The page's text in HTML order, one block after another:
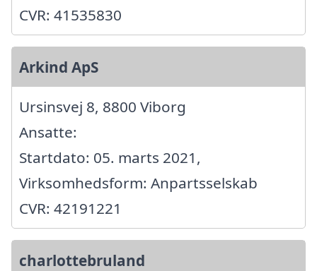
CVR: 41535830
Arkind ApS
Ursinsvej 8, 8800 Viborg
Ansatte:
Startdato: 05. marts 2021,
Virksomhedsform: Anpartsselskab
CVR: 42191221
charlottebruland